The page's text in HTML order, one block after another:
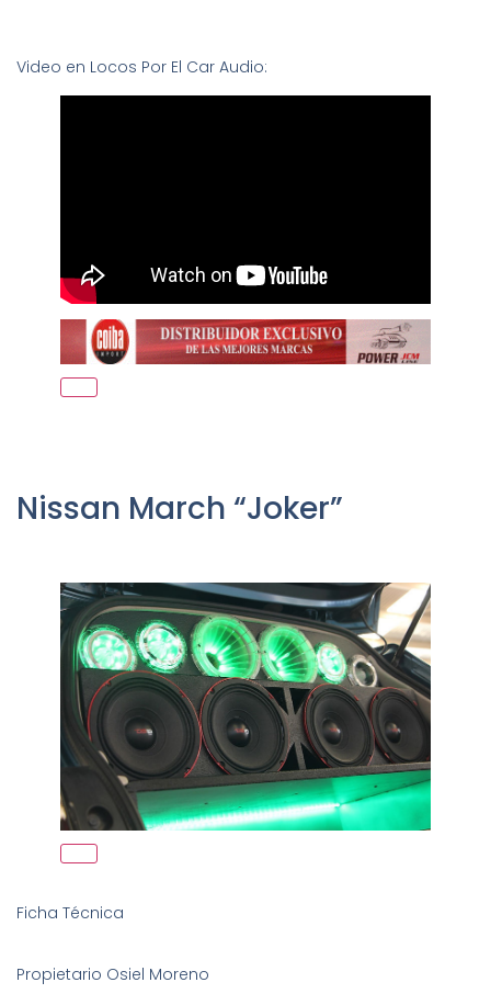
Video en Locos Por El Car Audio:
Nissan March “Joker”
Ficha Técnica
Propietario Osiel Moreno